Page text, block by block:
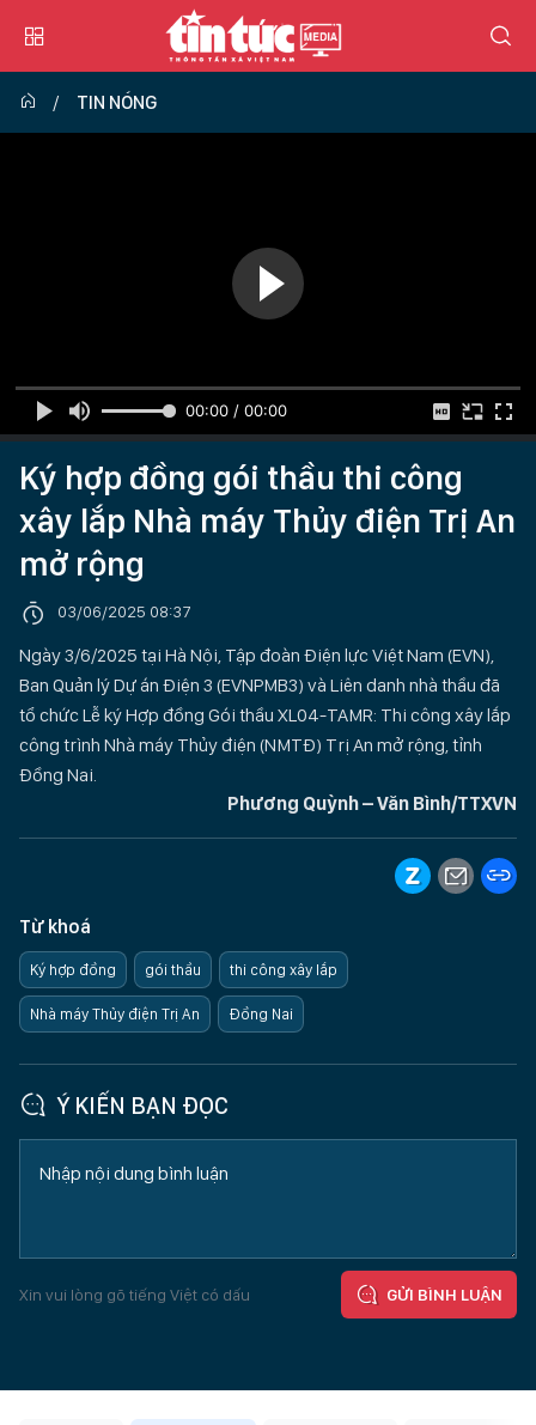
TIN NÓNG
00:00 / 00:00
Ký hợp đồng gói thầu thi công
xây lắp Nhà máy Thủy điện Trị An
mở rộng
03/06/2025 08:37
Ngày 3/6/2025 tại Hà Nội, Tập đoàn Điện lực Việt Nam (EVN),
Ban Quản lý Dự án Điện 3 (EVNPMB3) và Liên danh nhà thầu đã
tổ chức Lễ ký Hợp đồng Gói thầu XL04-TAMR: Thi công xây lắp
công trình Nhà máy Thủy điện (NMTĐ) Trị An mở rộng, tỉnh
Đồng Nai.
Phương Quỳnh – Văn Bình/TTXVN
Từ khoá
Ký hợp đồng gói thầu thi công xây lắp
Nhà máy Thủy điện Trị An Đồng Nai
Ý KIẾN BẠN ĐỌC
Xin vui lòng gõ tiếng Việt có dấu GỬI BÌNH LUẬN